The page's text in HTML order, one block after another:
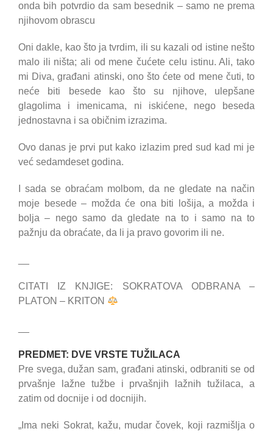
onda bih potvrdio da sam besednik – samo ne prema
njihovom obrascu
Oni dakle, kao što ja tvrdim, ili su kazali od istine nešto
malo ili ništa; ali od mene čućete celu istinu. Ali, tako
mi Diva, građani atinski, ono što ćete od mene čuti, to
neće biti besede kao što su njihove, ulepšane
glagolima i imenicama, ni iskićene, nego beseda
jednostavna i sa običnim izrazima.
Ovo danas je prvi put kako izlazim pred sud kad mi je
već sedamdeset godina.
I sada se obraćam molbom, da ne gledate na način
moje besede – možda će ona biti lošija, a možda i
bolja – nego samo da gledate na to i samo na to
pažnju da obraćate, da li ja pravo govorim ili ne.
CITATI IZ KNJIGE: SOKRATOVA ODBRANA –
PLATON – KRITON
PREDMET: DVE VRSTE TUŽILACA
Pre svega, dužan sam, građani atinski, odbraniti se od
prvašnje lažne tužbe i prvašnjih lažnih tužilaca, a
zatim od docnije i od docnijih.
„Ima neki Sokrat, kažu, mudar čovek, koji razmišlja o